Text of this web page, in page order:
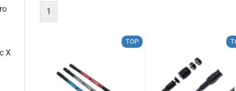
1
TOP
X